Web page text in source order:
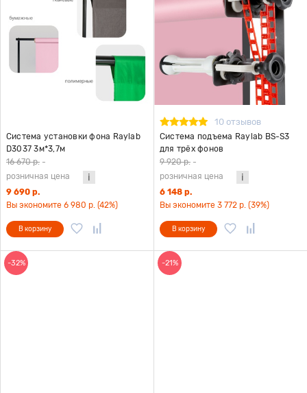
Система установки фона Raylab
D3037 3м*3,7м
16 670 р. -
розничная цена
9 690 р.
Вы экономите 6 980 р. (42%)
В корзину
10 отзывов
Система подъема Raylab BS-S3
для трёх фонов
9 920 р. -
розничная цена
6 148 р.
Вы экономите 3 772 р. (39%)
В корзину
-32% -21%